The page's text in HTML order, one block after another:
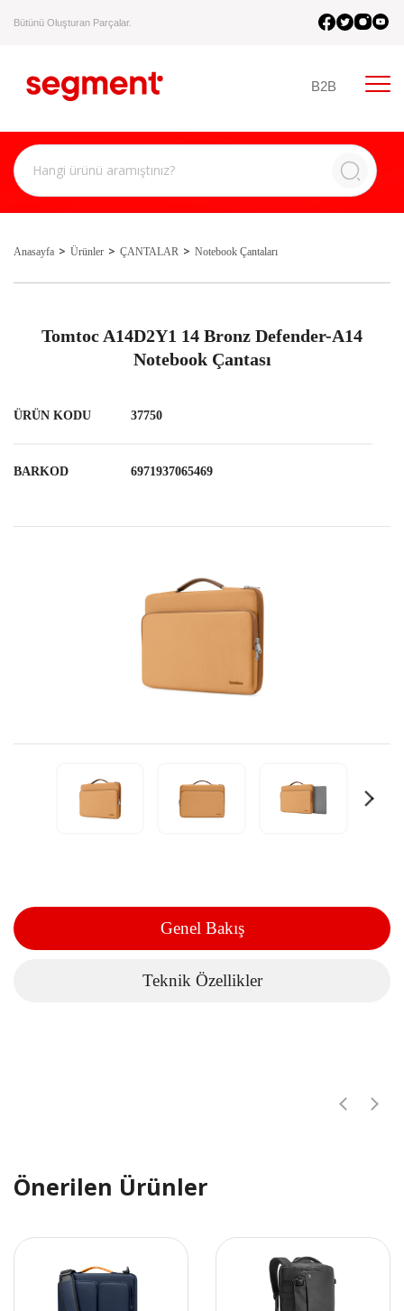
Bütünü Oluşturan Parçalar.
B2B
Anasayfa Ürünler ÇANTALAR Notebook Çantaları
Tomtoc A14D2Y1 14 Bronz Defender-A14
Notebook Çantası
ÜRÜN KODU 37750
BARKOD 6971937065469
Genel Bakış
Teknik Özellikler
Önerilen Ürünler